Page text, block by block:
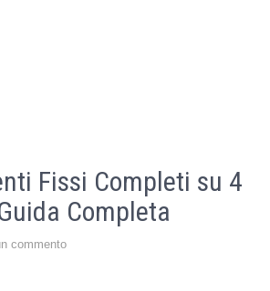
Fissi Completi su 4
Completa
commento